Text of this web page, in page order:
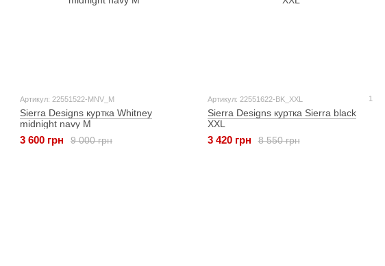
Артикул: 22551522-MNV_M
Sierra Designs куртка Whitney
midnight navy M
9 000 грн
3 600 грн
Артикул: 22551622-BK_XXL 1
Sierra Designs куртка Sierra black
XXL
8 550 грн
3 420 грн